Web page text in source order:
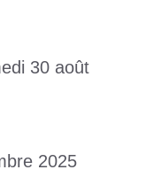
30 août
2025